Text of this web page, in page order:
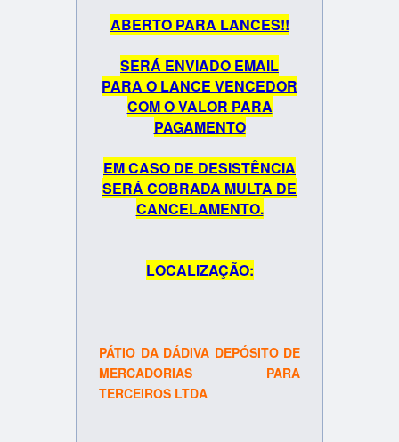
ABERTO PARA LANCES!!
SERÁ ENVIADO EMAIL
PARA O LANCE VENCEDOR
COM O VALOR PARA
PAGAMENTO
EM CASO DE DESISTÊNCIA
SERÁ COBRADA MULTA DE
CANCELAMENTO.
LOCALIZAÇÃO:
PÁTIO DA DÁDIVA DEPÓSITO DE
MERCADORIAS PARA
TERCEIROS LTDA